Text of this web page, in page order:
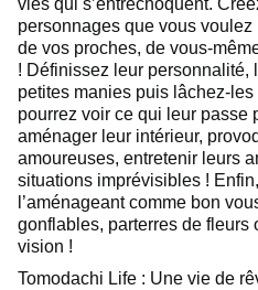
vies qui s’entrechoquent.
personnages que vous
de vos proches, de vous-
! Définissez leur personnalité,
petites manies puis lâchez-
pourrez voir ce qui leur passe
aménager leur intérieur,
amoureuses, entretenir leurs
situations imprévisibles !
l’aménageant comme bon
gonflables, parterres de fleurs
vision !
Tomodachi Life : Une vie de